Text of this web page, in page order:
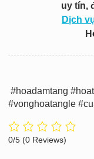
uy tín,
Dịch
#hoadamtang
#vonghoatangle
0/5 (0 Reviews)